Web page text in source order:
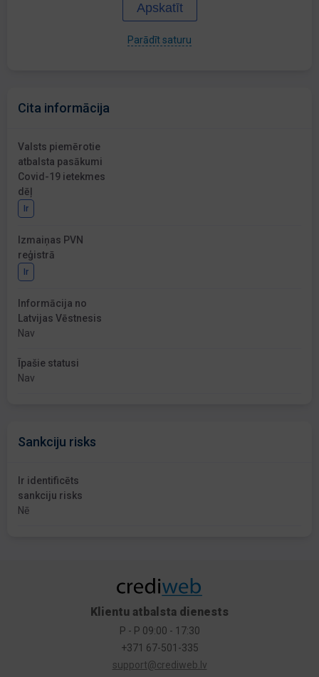
Apskatīt
Parādīt saturu
Cita informācija
Valsts piemērotie
atbalsta pasākumi
Covid-19 ietekmes
dēļ
Ir
Izmaiņas PVN
reģistrā
Ir
Informācija no
Latvijas Vēstnesis
Nav
Īpašie statusi
Nav
Sankciju risks
Ir identificēts
sankciju risks
Nē
Klientu atbalsta dienests
P - P 09:00 - 17:30
+371 67-501-335
support@crediweb.lv